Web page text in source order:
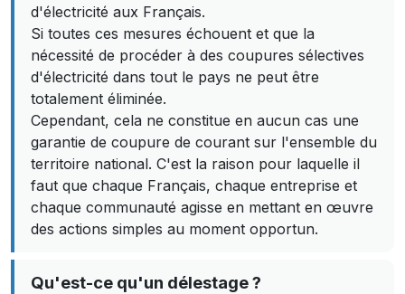
d'électricité aux Français.
Si toutes ces mesures échouent et que la
nécessité de procéder à des coupures sélectives
d'électricité dans tout le pays ne peut être
totalement éliminée.
Cependant, cela ne constitue en aucun cas une
garantie de coupure de courant sur l'ensemble du
territoire national. C'est la raison pour laquelle il
faut que chaque Français, chaque entreprise et
chaque communauté agisse en mettant en œuvre
des actions simples au moment opportun.
Qu'est-ce qu'un délestage ?